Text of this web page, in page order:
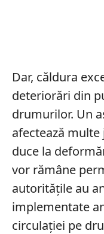
Dar, căldura
deteriorări din
drumurilor. Un
afectează
duce la
vor rămâne
autoritățile au
implementate
circulației pe